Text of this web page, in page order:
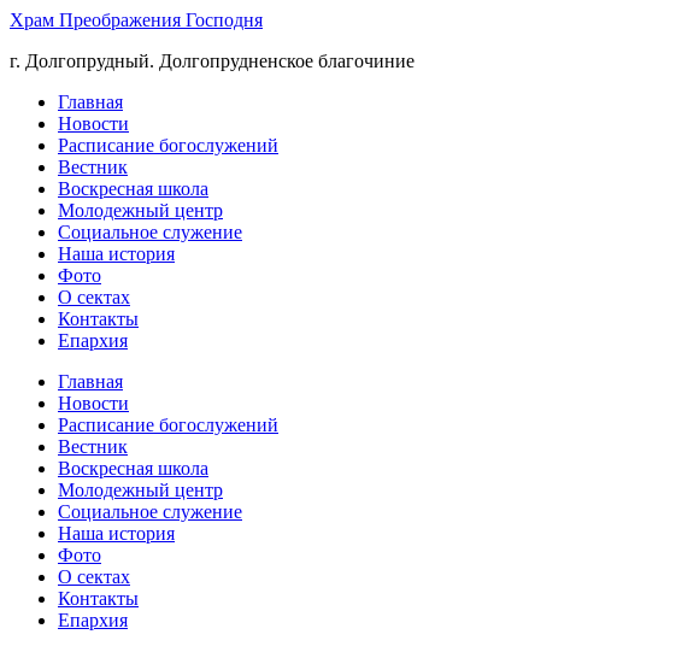
Храм Преображения Господня
г. Долгопрудный. Долгопрудненское благочиние
Главная
Новости
Расписание богослужений
Вестник
Воскресная школа
Молодежный центр
Социальное служение
Наша история
Фото
О сектах
Контакты
Епархия
Главная
Новости
Расписание богослужений
Вестник
Воскресная школа
Молодежный центр
Социальное служение
Наша история
Фото
О сектах
Контакты
Епархия